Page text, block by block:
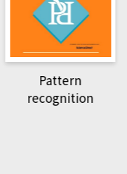
National
Geographic